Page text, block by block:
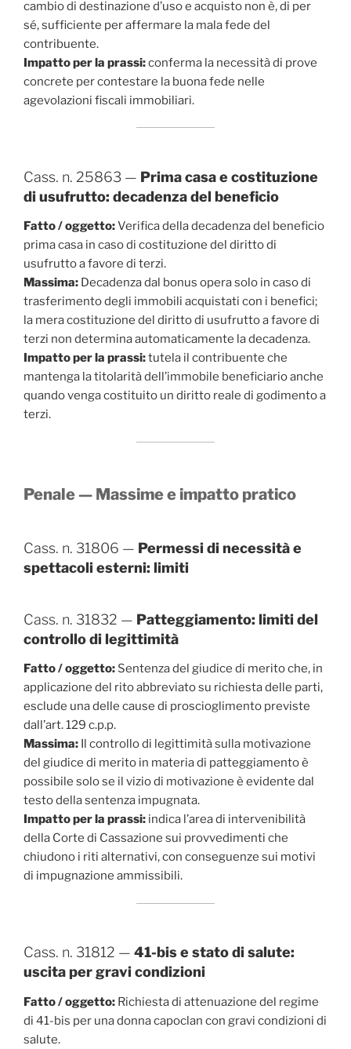
cambio di destinazione d’uso e acquisto non è, di per
sé, sufficiente per affermare la mala fede del
contribuente.
Impatto per la prassi:conferma la necessità di prove
concrete per contestare la buona fede nelle
agevolazioni fiscali immobiliari.
Cass. n. 25863 — Prima casa e costituzione
di usufrutto: decadenza del beneficio
Fatto / oggetto:Verifica della decadenza del beneficio
prima casa in caso di costituzione del diritto di
usufrutto a favore di terzi.
Massima: Decadenza dal bonus opera solo in caso di
trasferimento degli immobili acquistati con i benefici;
la mera costituzione del diritto di usufrutto a favore di
terzi non determina automaticamente la decadenza.
Impatto per la prassi:tutela il contribuente che
mantenga la titolarità dell’immobile beneficiario anche
quando venga costituito un diritto reale di godimento a
terzi.
Penale — Massime e impatto pratico
Cass. n. 31806 — Permessi di necessità e
spettacoli esterni: limiti
Cass. n. 31832 — Patteggiamento: limiti del
controllo di legittimità
Fatto / oggetto: Sentenza del giudice di merito che, in
applicazione del rito abbreviato su richiesta delle parti,
esclude una delle cause di proscioglimento previste
dall’art. 129 c.p.p.
Massima: Il controllo di legittimità sulla motivazione
del giudice di merito in materia di patteggiamento è
possibile solo se il vizio di motivazione è evidente dal
testo della sentenza impugnata.
Impatto per la prassi: indica l’area di intervenibilità
della Corte di Cassazione sui provvedimenti che
chiudono i riti alternativi, con conseguenze sui motivi
di impugnazione ammissibili.
Cass. n. 31812 — 41-bis e stato di salute:
uscita per gravi condizioni
Fatto / oggetto: Richiesta di attenuazione del regime
di 41-bis per una donna capoclan con gravi condizioni di
salute.